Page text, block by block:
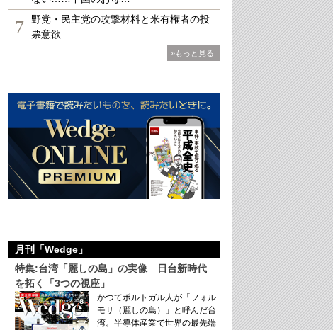
7
野党・民主党の攻撃材料と米有権者の投
票意欲
»もっと見る
月刊「Wedge」
特集:台湾「麗しの島」の実像 日台新時代
を拓く「3つの視座」
かつてポルトガル人が「フォル
モサ（麗しの島）」と呼んだ台
湾。半導体産業で世界の最先端